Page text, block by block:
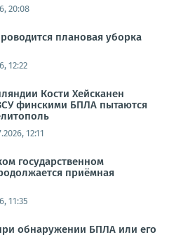
20:08
плановая уборка
12:22
Кости Хейсканен
финскими БПЛА пытаются
12:11
государственном
приёмная
11:35
обнаружении БПЛА или его